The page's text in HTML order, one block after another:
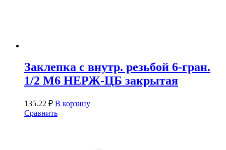
Заклепка с внутр. резьбой 6-гран.
1/2 М6 НЕРЖ-ЦБ закрытая
135.22 ₽ В корзину
Сравнить